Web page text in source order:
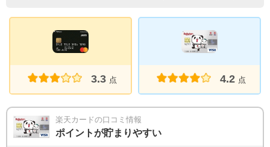
3.3 点 4.2 点
楽天カードの口コミ情報
ポイントが貯まりやすい